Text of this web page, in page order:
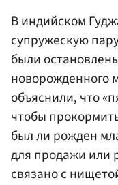
В индийском
супружескую
были
новорожденного
объяснили, что
чтобы
был ли рожден
для продажи или
связано с